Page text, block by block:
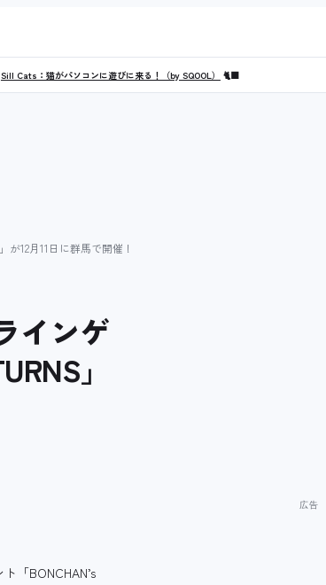
Sill Cats：猫がパソコンに遊びに来る！（by SQOOL） 🐈‍⬛
12月11日に群馬で開催！
インゲ
」
「BONCHAN’s